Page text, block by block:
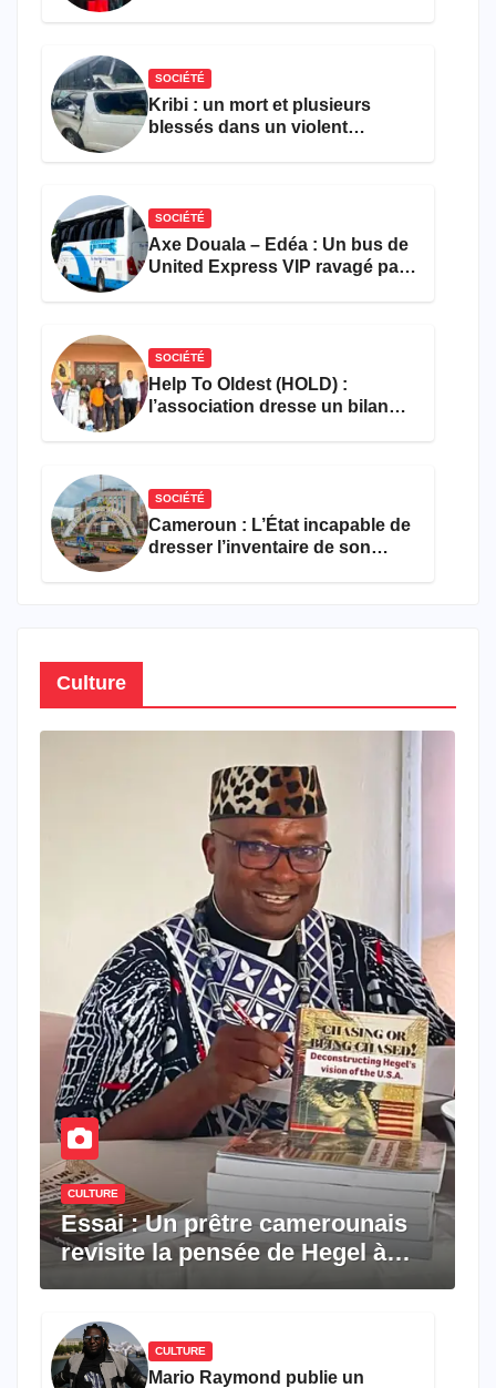
SOCIÉTÉ
Kribi : un mort et plusieurs
blessés dans un violent
SOCIÉTÉ
Axe Douala – Edéa : Un bus de
United Express VIP ravagé par
SOCIÉTÉ
Help To Oldest (HOLD) :
l’association dresse un bilan
SOCIÉTÉ
Cameroun : L’État incapable de
dresser l’inventaire de son
Culture
CULTURE
Essai : Un prêtre camerounais
revisite la pensée de Hegel à
CULTURE
Mario Raymond publie un